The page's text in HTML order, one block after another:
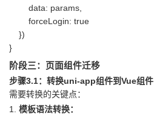
data: params,
forceLogin: true
})
}
阶段三：页面组件迁移
步骤3.1：转换uni-app组件到Vue组件
需要转换的关键点：
模板语法转换：